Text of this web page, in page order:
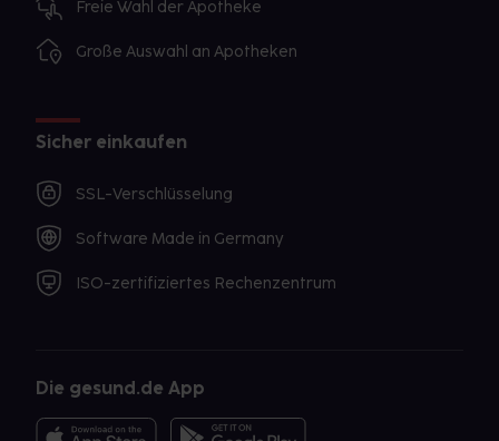
Freie Wahl der Apotheke
Große Auswahl an Apotheken
Sicher einkaufen
SSL-Verschlüsselung
Software Made in Germany
ISO-zertifiziertes Rechenzentrum
Die gesund.de App